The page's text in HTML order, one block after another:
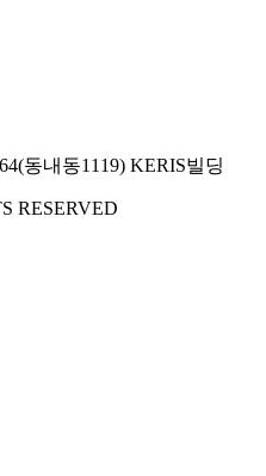
동내동1119) KERIS빌딩
RESERVED